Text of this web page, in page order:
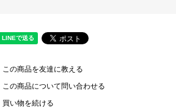
この商品を友達に教える
この商品について問い合わせる
買い物を続ける